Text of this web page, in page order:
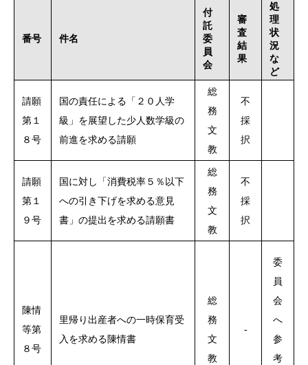
番号 件名
付
託
委
員
会
審
査
結
果
処
理
状
況
な
ど
請願
第１
８号
国の責任による「２０人学
級」を展望した少人数学級の
前進を求める請願
総
務
文
教
不
採
択
請願
第１
９号
国に対し「消費税率５％以下
への引き下げを求める意見
書」の提出を求める請願書
総
務
文
教
不
採
択
陳情
等第
８号
里帰り出産者への一時保育受
入を求める陳情書
総
務
文
教
-
委
員
会
へ
参
考